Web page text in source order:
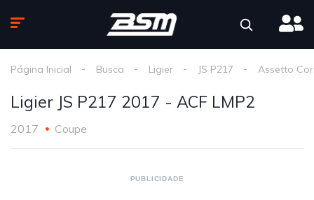
Página Inicial Busca Ligier JS P217 Assetto
Ligier JS P217 2017 - ACF LMP2
2017 Coupe
PUBLICIDADE